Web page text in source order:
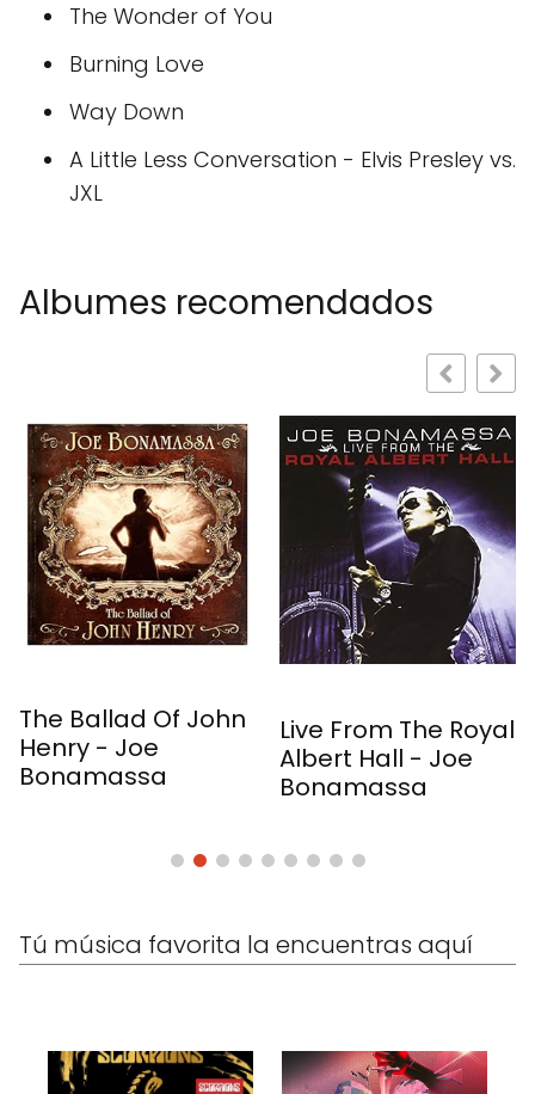
The Wonder of You
Burning Love
Way Down
A Little Less Conversation - Elvis Presley vs.
JXL
Albumes recomendados
John
Live From The Royal
Albert Hall - Joe
Bonamassa
Nobody's
Joanne
Taylor
Tú música favorita la encuentras aquí